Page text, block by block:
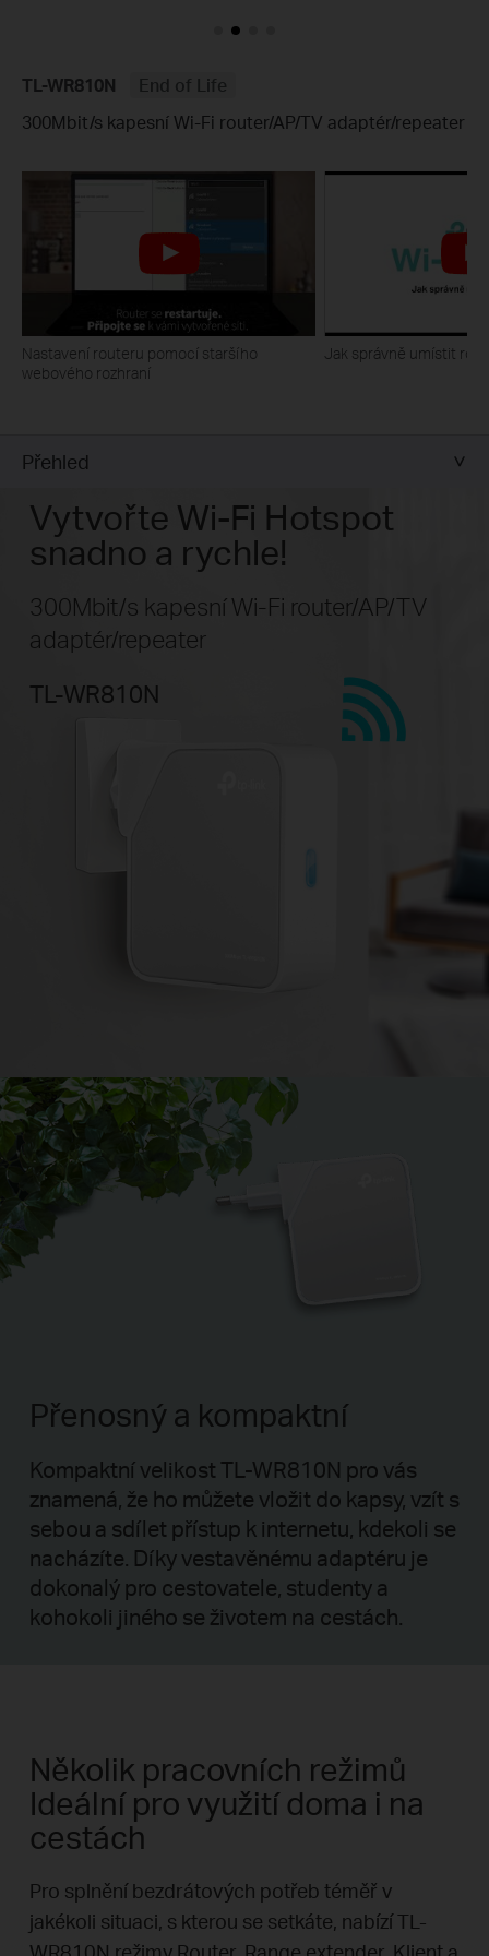
TL-WR810N
End of Life
300Mbit/s kapesní Wi-Fi router/AP/TV adaptér/repeater
Nastavení routeru pomocí staršího
webového rozhraní
Jak správně umístit
Přehled
Vytvořte Wi-Fi Hotspot
snadno a rychle!
300Mbit/s kapesní Wi-Fi router/AP/TV
adaptér/repeater
TL-WR810N
Přenosný a kompaktní
Kompaktní velikost TL-WR810N pro vás
znamená, že ho můžete vložit do kapsy, vzít s
sebou a sdílet přístup k internetu, kdekoli se
nacházíte. Díky vestavěnému adaptéru je
dokonalý pro cestovatele, studenty a
kohokoli jiného se životem na cestách.
Několik pracovních režimů
Ideální pro využití doma i na
cestách
Pro splnění bezdrátových potřeb téměř v
jakékoli situaci, s kterou se setkáte, nabízí TL-
WR810N režimy Router, Range extender, Klient a